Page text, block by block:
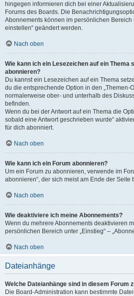
hingegen informieren dich bei einer
Forums des Boards. Die
Abonnements können im persönlichen Bereich
einstellen“ geändert werden.
Nach oben
Wie kann ich ein Lesezeichen auf ein Thema
abonnieren?
Du kannst ein Lesezeichen auf ein Thema
du die entsprechende Option in den „Themen-
normalerweise ober- und unterhalb des
befinden.
Wenn du bei der Antwort auf ein Thema die
sobald eine Antwort geschrieben wurde“
für dich abonniert.
Nach oben
Wie kann ich ein Forum abonnieren?
Um ein Forum zu abonnieren, verwende im
abonnieren“, der sich meist am Ende der Seite
Nach oben
Wie deaktiviere ich meine Abonnements?
Wenn du mehrere Abonnements deaktivieren
persönlichen Bereich unter „Einstieg“ –
Nach oben
Dateianhänge
Welche Dateianhänge sind in diesem Forum
Die Board-Administration kann bestimmte